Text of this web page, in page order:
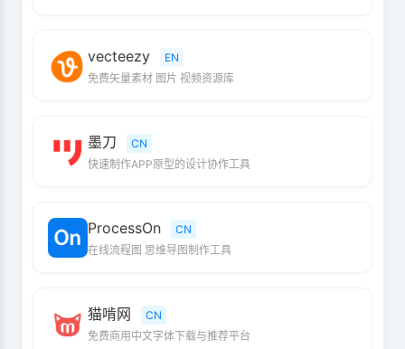
vecteezy
EN
免费矢量素材 图片 视频资源库
墨刀
CN
快速制作APP原型的设计协作工具
ProcessOn
CN
在线流程图 思维导图制作工具
猫啃网
CN
免费商用中文字体下载与推荐平台